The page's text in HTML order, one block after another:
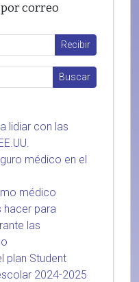
correo
lidiar con las
médico en el
médico
hacer para
las
plan Student
2024-2025